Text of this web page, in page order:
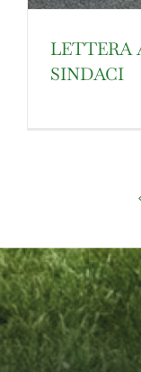
LETTERA
SINDACI